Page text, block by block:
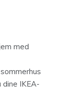
med
dine IKEA-